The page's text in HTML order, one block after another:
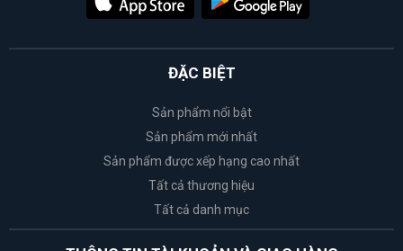
ĐẶC BIỆT
Sản phẩm nổi bật
Sản phẩm mới nhất
Sản phẩm được xếp hạng cao nhất
Tất cả thương hiệu
Tất cả danh mục